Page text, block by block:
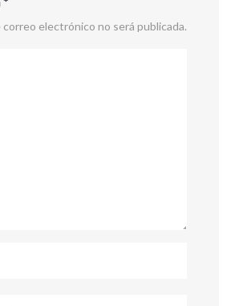
electrónico no será publicada.